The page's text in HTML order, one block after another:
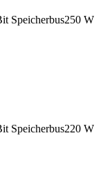
Speicherbus250 W
Speicherbus220 W